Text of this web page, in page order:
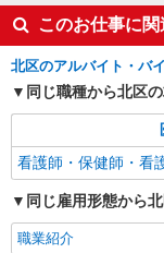
キープ
このお仕事に
北区のアルバイト・バ
同じ職種から北区
看護師・保健師・看
同じ雇用形態から
職業紹介